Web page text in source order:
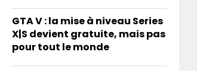
GTA V : la mise à niveau Series
X|S devient gratuite, mais pas
pour tout le monde